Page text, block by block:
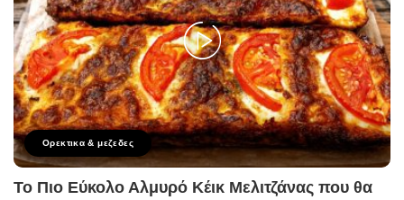
Ορεκτικα & μεζεδες
Το Πιο Εύκολο Αλμυρό Κέικ Μελιτζάνας που θα